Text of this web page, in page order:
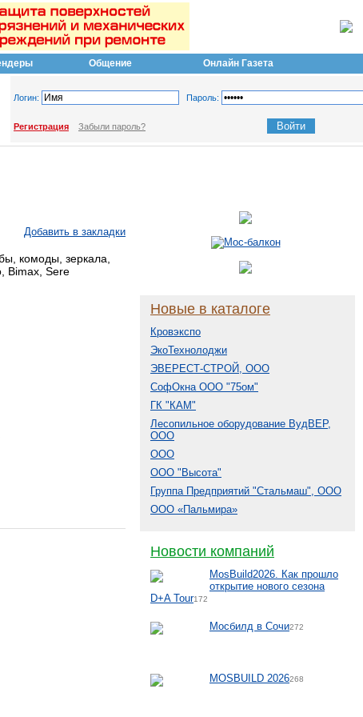
Общение Онлайн Газета
Логин: Пароль:
Регистрация Забыли пароль?
Добавить в закладки
комоды, зеркала,
Bimax, Sere
Новые в каталоге
Кровэкспо
ЭкоТехнолоджи
ЭВЕРЕСТ-СТРОЙ, ООО
СофОкна ООО "75ом"
ГК "КАМ"
Лесопильное оборудование ВудВЕР,
ООО
ООО
ООО "Высота"
Группа Предприятий "Стальмаш", ООО
ООО «Пальмира»
Новости компаний
MosBuild2026. Как прошло
открытие нового сезона
D+A Tour172
Мосбилд в Сочи272
MOSBUILD 2026268